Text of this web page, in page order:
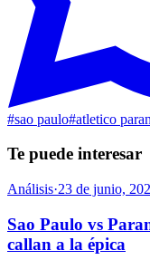
#sao paulo#atletico
Te puede interesar
Análisis·23 de junio,
Sao Paulo vs
callan a la épica